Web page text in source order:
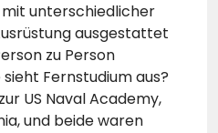
unterschiedlicher
ausgestattet
zu Person
Fernstudium aus?
US Naval Academy,
und beide waren